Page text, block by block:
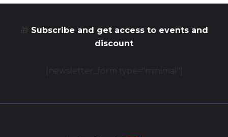
🎁 Subscribe and get access to events and
discount
[newsletter_form type="minimal"]